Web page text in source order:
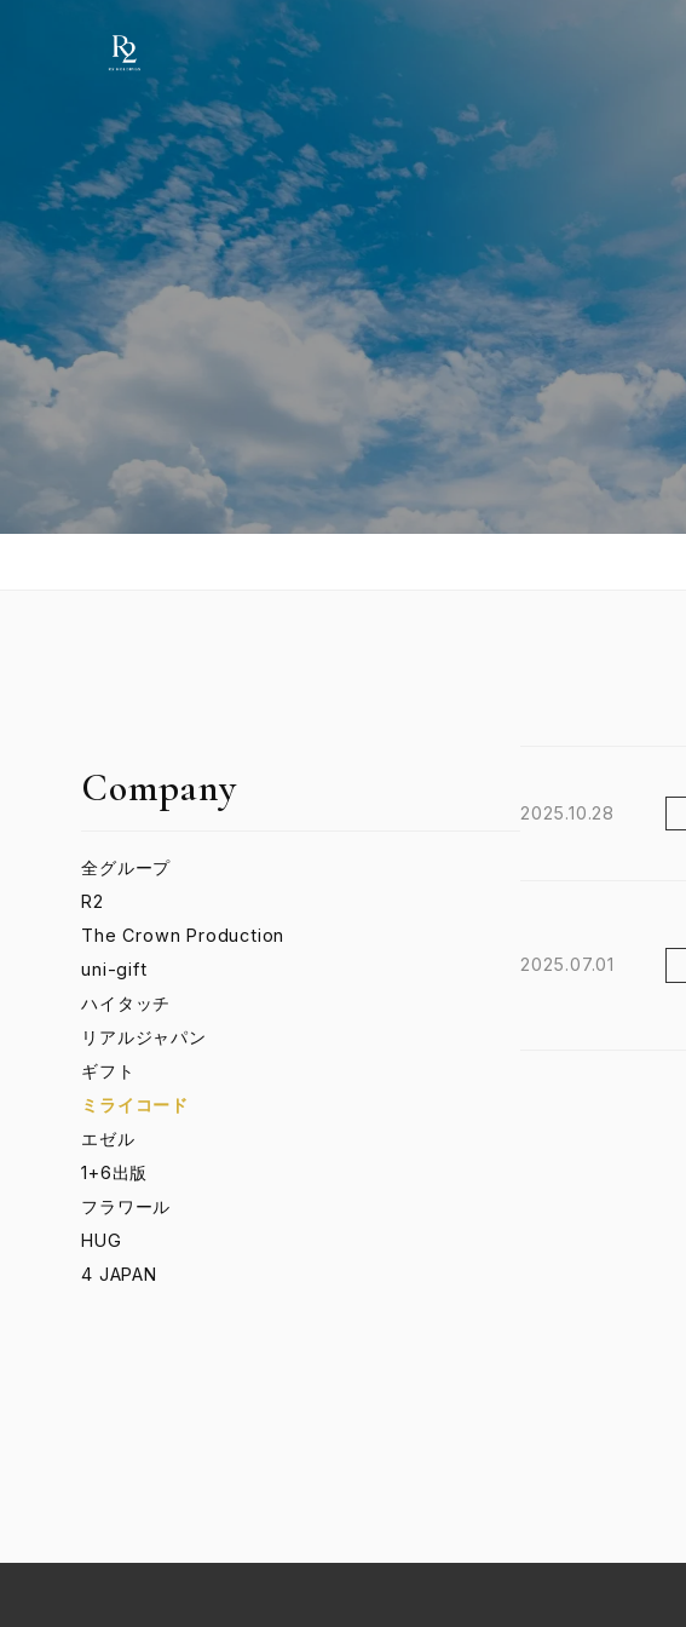
Company
全グループ
R2
The Crown Production
uni-gift
ハイタッチ
リアルジャパン
ギフト
ミライコード
エゼル
1+6出版
フラワール
HUG
4 JAPAN
2025.10.28
2025.07.01